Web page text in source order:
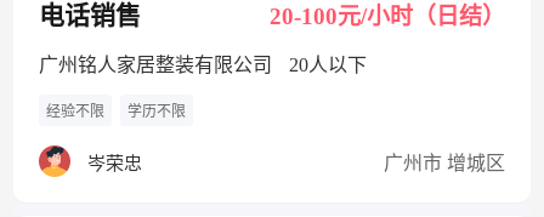
电话销售 20-100元/小时（日结）
广州铭人家居整装有限公司 20人以下
经验不限 学历不限
岑荣忠 广州市 增城区